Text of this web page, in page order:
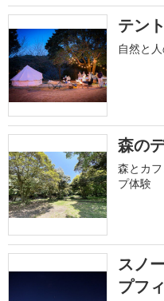
テン
自然と
森の
森とカ
プ体験
スノ
プフ